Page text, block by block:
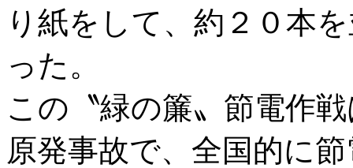
り紙をして、約２０本
った。
この〝緑の簾〟節電作
原発事故で、全国的に